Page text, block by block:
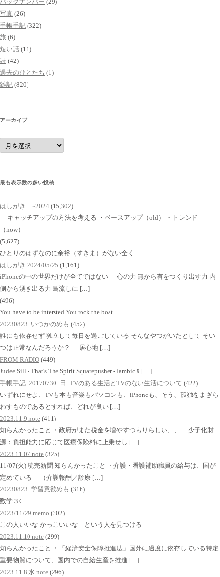
バックナンバー (29)
写真 (26)
手帳手記 (322)
旅 (6)
短い話 (11)
詩 (42)
過去のひとたち (1)
雑記 (820)
アーカイブ
ア
イ
ブ
最も表示数の多い投稿
はしがき ~2024 (15,302)
--- キャッチアップの方法を考える ・ベースアップ（old） ・トレンド
（now）
(5,627)
ひとりのはずなのに余裕（すきま）がない全く
はしがき 2024/05/25 (1,161)
iPhoneの中の世界だけが全てではない --- 心の力 無から有をつくり出す力 内
側から湧き出る力 島流しに […]
(496)
You have to be intersted You rock the boat
20230823_いつかのめも (452)
誰にも依存せず 独立して毎日を過ごしている そんなやつがいたとして そい
つは正常なんだろうか？ --- 居心地 […]
FROM RADIO (449)
Judee Sill - That's The Spirit Squarepusher - Iambic 9 […]
手帳手記_20170730_日_TVのある生活とTVのない生活について (422)
いずれにせよ、TVも本も音楽もパソコンも、iPhoneも、そう、孤独をまぎら
わすものであるとすれば、どれが良い […]
2023.11.9 note (411)
知らんかったこと ・政府がまた税金を増やすつもりらしい、、 少子化財
源：負担能力に応じて医療保険料に上乗せし […]
2023.11.07 note (325)
11/07(火) 読売新聞 知らんかったこと ・介護・看護補助職員の給与は、国が
定めている （介護報酬／診療 […]
20230823_学習意欲めも (316)
数学３C
2023/11/29 memo (302)
この人いいな かっこいいな という人を見つける
2023.11.10 note (299)
知らんかったこと ・「経済安全保障推進法」国外に過度に依存している特定
重要物質について、国内での自給生産を推進 […]
2023.11.8.水 note (296)